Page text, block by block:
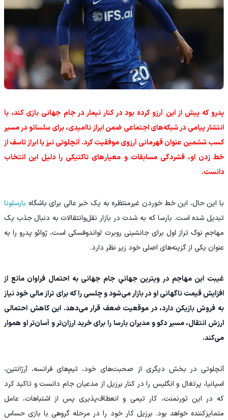
پدرو که پیش از این آرزو کرده بود در کنار نیمار در جام جهانی بازی کند، با
انتشار پیامی در شبکه‌های اجتماعی ضمن ابراز ناامیدی، برای سلسائو در مسیر
کسب ششمین عنوان قهرمانی آرزوی موفقیت کرد. آنچلوتی نیز با ابراز تاسف از
خط زدن او، فشردگی مسابقات و معیارهای تاکتیکی را دلیل این انتخاب
دانست.
با این حال، این خط خوردن غیرمنتظره به یک خبر عالی برای باشگاه بارسلونا
تبدیل شده است. بارسا که به شدت در بازار نقل‌وانتقالات به دنبال جذب یک
مهاجم نوک تراز اول برای جانشینی روبرت لواندوفسکی است، ژوائو پدرو را به
عنوان یکی از گزینه‌های اصلی خود زیر نظر دارد.
غیبت این مهاجم در ویترین جهانیِ جام جهانی به احتمال فراوان مانع از
افزایش قیمت ناگهانی او در بازار می‌شود و چلسی را که برای تراز مالی خود نیاز
به فروش بازیکن دارد، در موقعیت ضعف قرار می‌دهد. این کاهش احتمالی
ارزش انتقال، مسیر دکو و مدیران بارسا را برای خرید ارزان‌تر و آسان‌تر او هموار
می‌کند.
آنچلوتی در بخش دیگری از صحبت‌های خود، تیم‌های فرانسه، آرژانتین،
اسپانیا، پرتغال و انگلیس را در کنار برزیل از مدعیان جام دانست و تاکید کرد
که در این تورنمنت، کار تیمی و انعطاف‌پذیری پس از اشتباهات، عامل
متمایزکننده خواهد بود. برزیل کار خود را در مرحله گروهی با بازی حساس